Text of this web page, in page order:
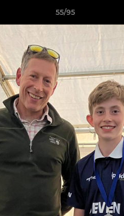
55/95